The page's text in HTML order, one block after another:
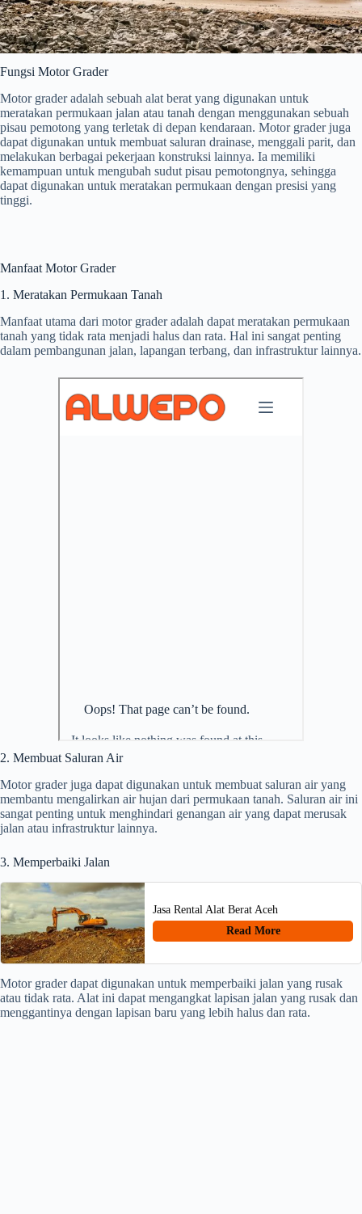
Fungsi Motor Grader
Motor grader adalah sebuah alat berat yang digunakan untuk
meratakan permukaan jalan atau tanah dengan menggunakan sebuah
pisau pemotong yang terletak di depan kendaraan. Motor grader juga
dapat digunakan untuk membuat saluran drainase, menggali parit, dan
melakukan berbagai pekerjaan konstruksi lainnya. Ia memiliki
kemampuan untuk mengubah sudut pisau pemotongnya, sehingga
dapat digunakan untuk meratakan permukaan dengan presisi yang
tinggi.
Manfaat Motor Grader
1. Meratakan Permukaan Tanah
Manfaat utama dari motor grader adalah dapat meratakan permukaan
tanah yang tidak rata menjadi halus dan rata. Hal ini sangat penting
dalam pembangunan jalan, lapangan terbang, dan infrastruktur lainnya.
2. Membuat Saluran Air
Motor grader juga dapat digunakan untuk membuat saluran air yang
membantu mengalirkan air hujan dari permukaan tanah. Saluran air ini
sangat penting untuk menghindari genangan air yang dapat merusak
jalan atau infrastruktur lainnya.
3. Memperbaiki Jalan
Jasa Rental Alat Berat Aceh
Read More
Motor grader dapat digunakan untuk memperbaiki jalan yang rusak
atau tidak rata. Alat ini dapat mengangkat lapisan jalan yang rusak dan
menggantinya dengan lapisan baru yang lebih halus dan rata.